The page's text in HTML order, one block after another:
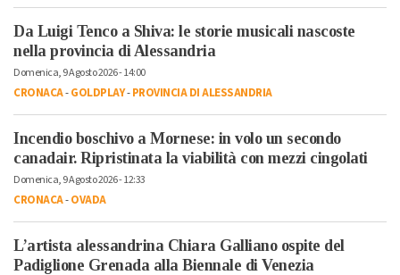
Da Luigi Tenco a Shiva: le storie musicali nascoste
nella provincia di Alessandria
Domenica, 9 Agosto 2026 - 14:00
CRONACA-GOLDPLAY-PROVINCIA DI ALESSANDRIA
Incendio boschivo a Mornese: in volo un secondo
canadair. Ripristinata la viabilità con mezzi cingolati
Domenica, 9 Agosto 2026 - 12:33
CRONACA-OVADA
L’artista alessandrina Chiara Galliano ospite del
Padiglione Grenada alla Biennale di Venezia